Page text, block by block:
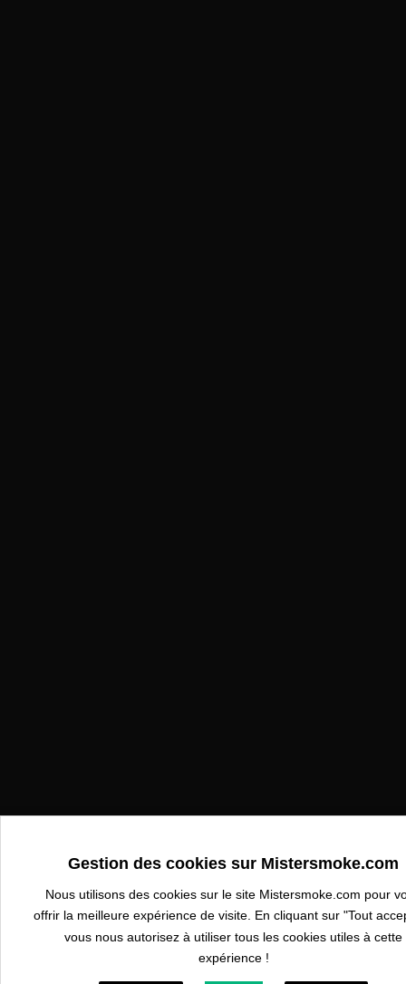
Gestion des cookies sur Mistersmoke.com
Nous utilisons des cookies sur le site Mistersmoke.com pour
offrir la meilleure expérience de visite. En cliquant sur "Tout
vous nous autorisez à utiliser tous les cookies utiles à cette
expérience !